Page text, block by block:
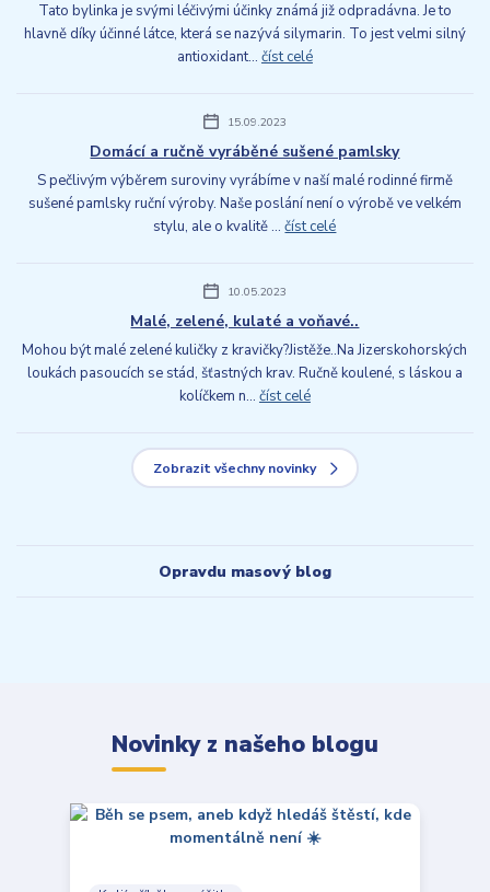
Tato bylinka je svými léčivými účinky známá již odpradávna. Je to
hlavně díky účinné látce, která se nazývá silymarin. To jest velmi silný
antioxidant... číst celé
15.09.2023
Domácí a ručně vyráběné sušené pamlsky
S pečlivým výběrem suroviny vyrábíme v naší malé rodinné firmě
sušené pamlsky ruční výroby. Naše poslání není o výrobě ve velkém
stylu, ale o kvalitě ...číst celé
10.05.2023
Malé, zelené, kulaté a voňavé..
Mohou být malé zelené kuličky z kravičky?Jistěže..Na Jizerskohorských
loukách pasoucích se stád, šťastných krav. Ručně koulené, s láskou a
kolíčkem n... číst celé
Zobrazit všechny novinky
Opravdu masový blog
Novinky z našeho blogu